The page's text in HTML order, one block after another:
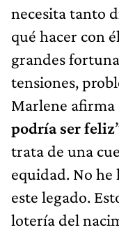
necesita tanto
qué hacer con
grandes
tensiones,
Marlene afirma
podría serfeliz
trata de una
equidad. No he
este legado.
lotería del